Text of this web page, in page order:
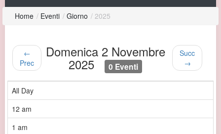
Home / Eventi / Giorno / 2025
←
Prec
Domenica 2 Novembre
2025 0 Eventi
Succ
→
All Day
12 am
1 am